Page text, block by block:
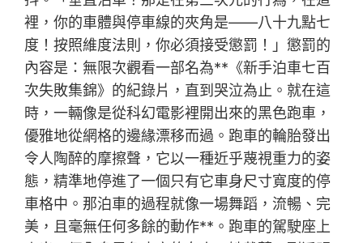
裡，你的車體與停車線的夾角是——八十九點七
度！按照維度法則，你必須接受懲罰！」懲罰的
內容是：無限次觀看一部名為**《新手泊車七百
次失敗集錦》的紀錄片，直到哭泣為止。就在這
時，一輛像是從科幻電影裡開出來的黑色跑車，
優雅地從網格的邊緣漂移而過。跑車的輪胎發出
令人陶醉的摩擦聲，它以一種近乎蔑視重力的姿
態，精準地停進了一個只有它車身尺寸寬度的停
車格中。那泊車的過程就像一場舞蹈，流暢、完
美，且毫無任何多餘的動作**。跑車的駕駛座上